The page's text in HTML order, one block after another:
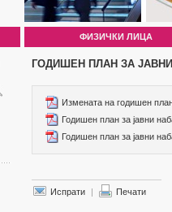
ФИЗИЧКИ ЛИЦА
ГОДИШЕН ПЛАН ЗА
Измената на годишен
Годишен план за јавни
Годишен план за јавни
Испрати | Печати